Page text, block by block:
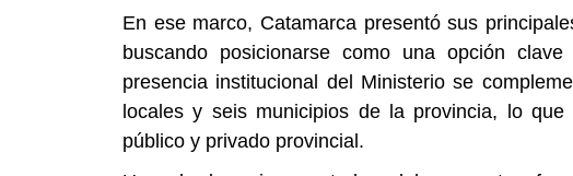
En ese marco, Catamarca presentó sus
buscando posicionarse como una opción
presencia institucional del Ministerio se
locales y seis municipios de la provincia, lo
público y privado provincial.